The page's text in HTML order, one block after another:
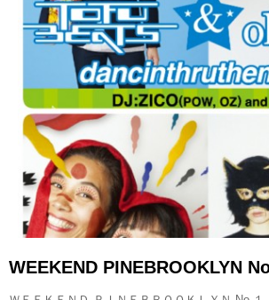
READ MORE
WEEKEND PINEBROOKLYN